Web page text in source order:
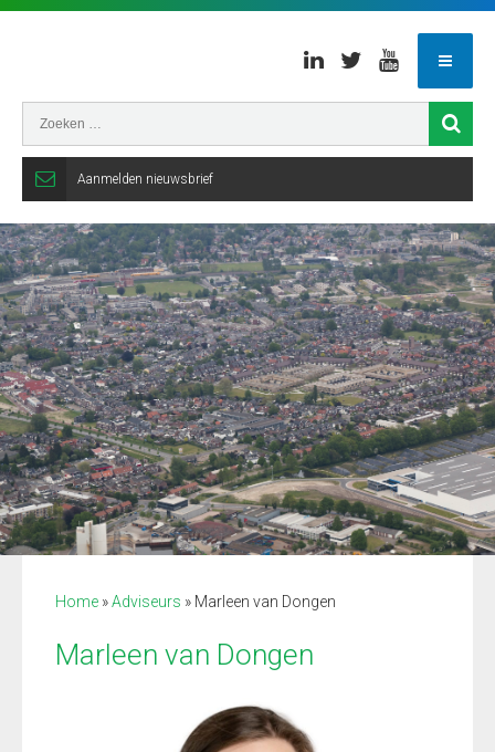
LinkedinTwitterYoutube
Aanmelden nieuwsbrief
Home »Adviseurs » Marleen van Dongen
Marleen van Dongen